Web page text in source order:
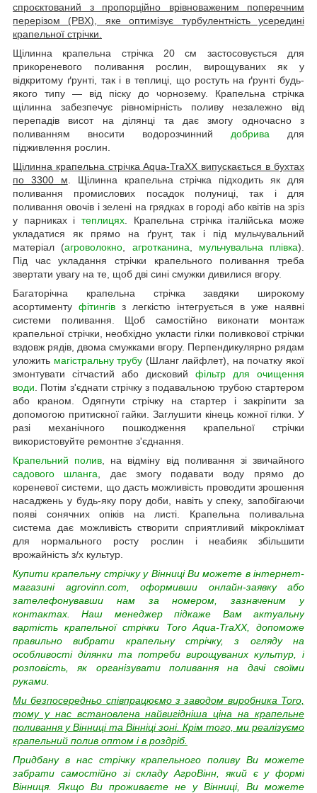
спроєктований з пропорційно врівноваженим поперечним
перерізом (PBX), яке оптимізує турбулентність усередині
крапельної стрічки.
Щілинна крапельна стрічка 20 см застосовується для
прикореневого поливання рослин, вирощуваних як у
відкритому ґрунті, так і в теплиці, що ростуть на ґрунті будь-
якого типу — від піску до чорнозему. Крапельна стрічка
щілинна забезпечує рівномірність поливу незалежно від
перепадів висот на ділянці та дає змогу одночасно з
поливанням вносити водорозчинний добрива для
підживлення рослин.
Щілинна крапельна стрічка Aqua-TraXX випускається в бухтах
по 3300 м . Щілинна крапельна стрічка підходить як для
поливання промислових посадок полуниці, так і для
поливання овочів і зелені на грядках в городі або квітів на зріз
у парниках ітеплицях . Крапельна стрічка італійська може
укладатися як прямо на ґрунт, так і під мульчувальний
матеріал (агроволокно агротканина мульчувальна плівка).
Під час укладання стрічки крапельного поливання треба
звертати увагу на те, щоб дві сині смужки дивилися вгору.
Багаторічна крапельна стрічка завдяки широкому
асортименту фітингів з легкістю інтегрується в уже наявні
системи поливання. Щоб самостійно виконати монтаж
крапельної стрічки, необхідно укласти гілки поливкової стрічки
вздовж рядів, двома смужками вгору. Перпендикулярно рядам
уложить магістральну трубу (Шланг лайфлет), на початку якої
змонтувати сітчастий або дисковий фільтр для очищення
води . Потім з'єднати стрічку з подавальною трубою стартером
або краном. Одягнути стрічку на стартер і закріпити за
допомогою притискної гайки. Заглушити кінець кожної гілки. У
разі механічного пошкодження крапельної стрічки
використовуйте ремонтне з'єднання.
Крапельний полив , на відміну від поливання зі звичайного
садового шланга , дає змогу подавати воду прямо до
кореневої системи, що дасть можливість проводити зрошення
насаджень у будь-яку пору доби, навіть у спеку, запобігаючи
появі сонячних опіків на листі. Крапельна поливальна
система дає можливість створити сприятливий мікроклімат
для нормального росту рослин і неабияк збільшити
врожайність з/х культур.
Купити крапельну стрічку у Вінниці Ви можете в інтернет-
магазині agrovinn.com, оформивши онлайн-заявку або
зателефонувавши нам за номером, зазначеним у
контактах. Наш менеджер підкаже Вам актуальну
вартість крапельної стрічки Toro Aqua-TraXX, допоможе
правильно вибрати крапельну стрічку, з огляду на
особливості ділянки та потреби вирощуваних культур, і
розповість, як організувати поливання на дачі своїми
руками.
Ми безпосередньо співпрацюємо з заводом виробника Toro,
тому у нас встановлена найвигідніша ціна на крапельне
поливання у Вінниці та Вінніці зоні. Крім того, ми реалізуємо
крапельний полив оптом і в роздріб.
Придбану в нас стрічку крапельного поливу Ви можете
забрати самостійно зі складу АгроВінн, який є у формі
Вінниця. Якщо Ви проживаєте не у Вінниці, Ви можете